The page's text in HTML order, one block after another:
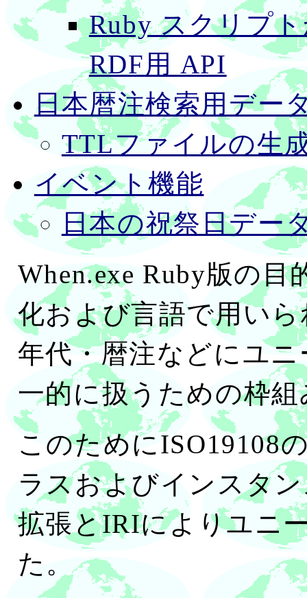
Ruby スクリプ
RDF用 API
日本暦注検索用デー
TTLファイルの生
イベント機能
日本の祝祭日デー
When.exe Ruby版の
化および言語で用い
年代・暦注などにユ
一的に扱うための枠
このためにISO19108
ラスおよびインスタ
拡張とIRIによりユニ
た。